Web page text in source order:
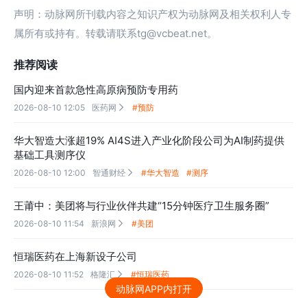
声明：动脉网所刊载内容之知识产权为动脉网及相关权利人专
属所有或持有。转载请联系tg@vcbeat.net。
推荐阅读
国内迎来首款急性高原病预防专用药
2026-08-10 12:05 医药网  #预防
华大智造大涨超19% AI4S进入产业化阶段公司为AI制药提供
基础工具测序仪
2026-08-10 12:00 智通财经  #华大智造 #测序
王莆中：美团将与行业伙伴共建“15分钟医疗卫生服务圈”
2026-08-10 11:54 新浪网  #美团
恒瑞医药在上海新设子公司
2026-08-10 11:52 格隆汇  #恒瑞医药
动脉网APP内打开